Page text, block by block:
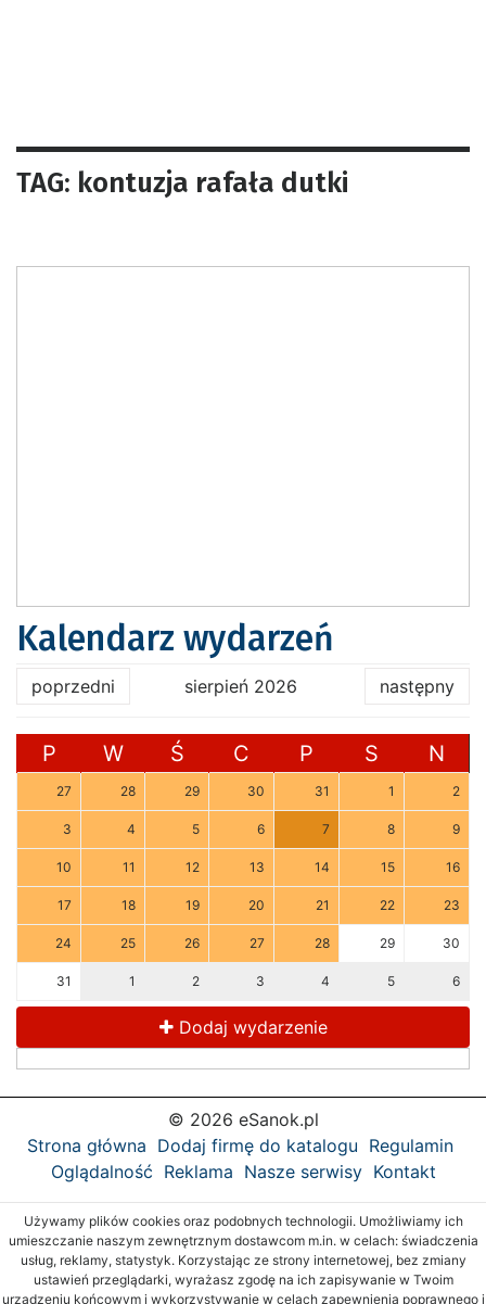
TAG: kontuzja rafała dutki
Kalendarz wydarzeń
poprzedni sierpień 2026 następny
P W Ś C P S N
27 28 29 30 31 1 2
3 4 5 6 7 8 9
10 11 12 13 14 15 16
17 18 19 20 21 22 23
24 25 26 27 28 29 30
31 1 2 3 4 5 6
Dodaj wydarzenie
© 2026 eSanok.pl
Strona główna Dodaj firmę do katalogu Regulamin
Oglądalność Reklama Nasze serwisy Kontakt
Używamy plików cookies oraz podobnych technologii. Umożliwiamy ich
umieszczanie naszym zewnętrznym dostawcom m.in. w celach: świadczenia
usług, reklamy, statystyk. Korzystając ze strony internetowej, bez zmiany
ustawień przeglądarki, wyrażasz zgodę na ich zapisywanie w Twoim
urządzeniu końcowym i wykorzystywanie w celach zapewnienia poprawnego i